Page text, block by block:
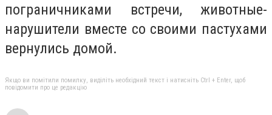
пограничниками встречи, животные-
нарушители вместе со своими пастухами
вернулись домой.
Якщо ви помітили помилку, виділіть необхідний текст і натисніть Ctrl + Enter, щоб
повідомити про це редакцію